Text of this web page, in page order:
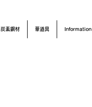
炭素鋼材 華道具 Information